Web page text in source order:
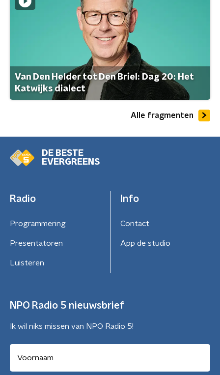
Van Den Helder tot Den Briel: Dag 20: Het
Katwijks dialect
Alle fragmenten
DE BESTE
EVERGREENS
Radio
Programmering
Presentatoren
Luisteren
Info
Contact
App de studio
NPO Radio 5 nieuwsbrief
Ik wil niks missen van NPO Radio 5!